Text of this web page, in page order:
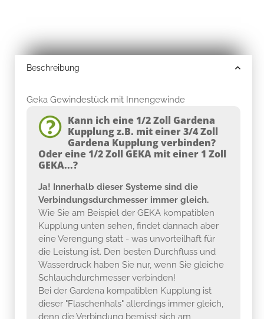
Beschreibung
Geka Gewindestück mit Innengewinde
Kann ich eine 1/2 Zoll Gardena
Kupplung z.B. mit einer 3/4 Zoll
Gardena Kupplung verbinden?
Oder eine 1/2 Zoll GEKA mit einer 1 Zoll
GEKA...?
Ja! Innerhalb dieser Systeme sind die
Verbindungsdurchmesser immer gleich.
Wie Sie am Beispiel der GEKA kompatiblen
Kupplung unten sehen, findet dannach aber
eine Verengung statt - was unvorteilhaft für
die Leistung ist. Den besten Durchfluss und
Wasserdruck haben Sie nur, wenn Sie gleiche
Schlauchdurchmesser verbinden!
Bei der Gardena kompatiblen Kupplung ist
dieser "Flaschenhals" allerdings immer gleich,
denn die Verbindung bemisst sich am